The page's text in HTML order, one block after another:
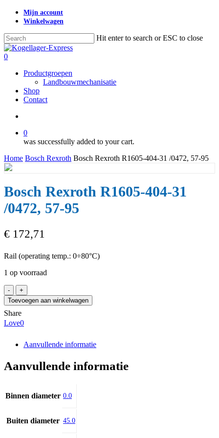
Skip
content
Mijn account
Winkelwagen
Hit enter to search or ESC to close
Close
Search
search
0
Productgroepen
Landbouwmechanisatie
Shop
Contact
0
was successfully added to your cart.
Home Bosch Rexroth Bosch Rexroth R1605-404-31 /0472, 57-95
Bosch Rexroth R1605-404-31
/0472, 57-95
€ 172,71
Rail (operating temp.: 0÷80°C)
1 op voorraad
Bosch
Rexroth
R1605-
404-
31
57-
Toevoegen aan winkelwagen
Share
Love0
Aanvullende informatie
Aanvullende informatie
Binnen diameter 0.0
Buiten diameter 45.0